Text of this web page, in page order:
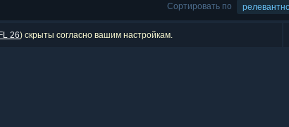
Сортировать по
26) скрыты согласно вашим настройкам.